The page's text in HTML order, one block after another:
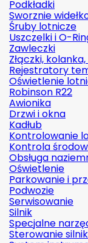
Podkładki
Sworznie
Śruby lotnicze
Uszczelki i O-
Zawleczki
Złączki,
Rejestratory
Oświetlenie
Robinson R22
Awionika
Drzwi i okna
Kadłub
Kontrolowanie
Kontrola
Obsługa
Oświetlenie
Parkowanie i
Podwozie
Serwisowanie
Silnik
Specjalne
Sterowanie